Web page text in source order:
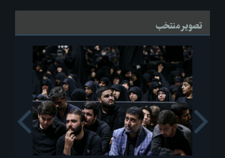
تصویر منتخب
Next